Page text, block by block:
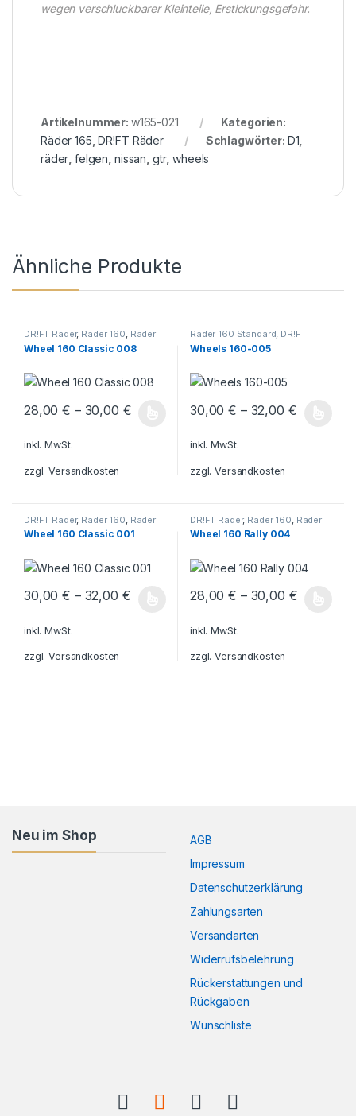
wegen verschluckbarer Kleinteile, Erstickungsgefahr.
Artikelnummer: w165-021
Kategorien:
Räder 165 ,DR!FT Räder Schlagwörter: D1
räder ,felgen nissan gtr,wheels
Ähnliche Produkte
DR!FT Räder, Räder 160, Räder
Classic Line
Wheel 160 Classic 008
28,00€ – 30,00 €
Dieses Produkt weist mehrere Varianten auf. Die Optionen
inkl. MwSt.
zzgl.Versandkosten
Räder 160 Standard, DR!FT
Räder ,Räder 160
Wheels 160-005
30,00€ – 32,00 €
Dieses Produkt weist mehrere
inkl. MwSt.
zzgl.Versandkosten
DR!FT Räder, Räder 160 Räder
Classic Line
Wheel 160 Classic 001
30,00€ – 32,00 €
inkl. MwSt.
zzgl.Versandkosten
DR!FT Räder, Räder 160 Räder
Rally
Wheel 160 Rally 004
28,00€ – 30,00 €
inkl. MwSt.
zzgl.Versandkosten
Neu im Shop
AGB
Impressum
Datenschutzerklärung
Zahlungsarten
Versandarten
Widerrufsbelehrung
Rückerstattungen und
Rückgaben
Wunschliste